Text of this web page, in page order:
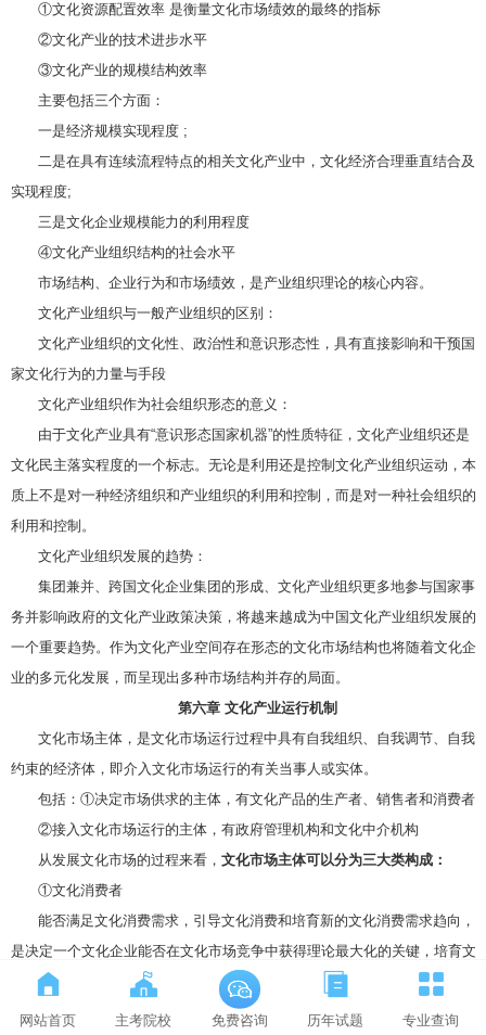
①文化资源配置效率 是衡量文化市场绩效的最终的指标
②文化产业的技术进步水平
③文化产业的规模结构效率
主要包括三个方面：
一是经济规模实现程度 ;
二是在具有连续流程特点的相关文化产业中，文化经济合理垂直结合及
实现程度;
三是文化企业规模能力的利用程度
④文化产业组织结构的社会水平
市场结构、企业行为和市场绩效，是产业组织理论的核心内容。
文化产业组织与一般产业组织的区别：
文化产业组织的文化性、政治性和意识形态性，具有直接影响和干预国
家文化行为的力量与手段
文化产业组织作为社会组织形态的意义：
由于文化产业具有“意识形态国家机器”的性质特征，文化产业组织还是
文化民主落实程度的一个标志。无论是利用还是控制文化产业组织运动，本
质上不是对一种经济组织和产业组织的利用和控制，而是对一种社会组织的
利用和控制。
文化产业组织发展的趋势：
集团兼并、跨国文化企业集团的形成、文化产业组织更多地参与国家事
务并影响政府的文化产业政策决策，将越来越成为中国文化产业组织发展的
一个重要趋势。作为文化产业空间存在形态的文化市场结构也将随着文化企
业的多元化发展，而呈现出多种市场结构并存的局面。
第六章 文化产业运行机制
文化市场主体，是文化市场运行过程中具有自我组织、自我调节、自我
约束的经济体，即介入文化市场运行的有关当事人或实体。
包括：①决定市场供求的主体，有文化产品的生产者、销售者和消费者
②接入文化市场运行的主体，有政府管理机构和文化中介机构
从发展文化市场的过程来看，文化市场主体可以分为三大类构成：
①文化消费者
能否满足文化消费需求，引导文化消费和培育新的文化消费需求趋向，
是决定一个文化企业能否在文化市场竞争中获得理论最大化的关键，培育文
化消费市场是培育文化市场主体的重要内容之一。
②文化企业
网站首页 主考院校 免费咨询 历年试题 专业查询